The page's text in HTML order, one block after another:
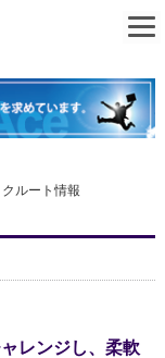
クルート情報
レンジし、柔軟